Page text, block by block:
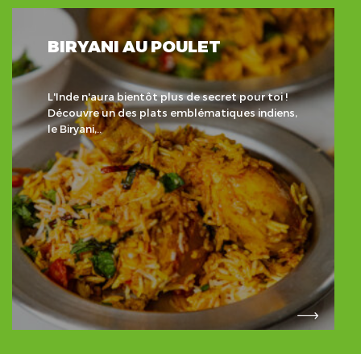
BIRYANI AU POULET
L'Inde n'aura bientôt plus de secret pour toi !
Découvre un des plats emblématiques indiens,
le Biryani,..